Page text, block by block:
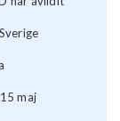
maj